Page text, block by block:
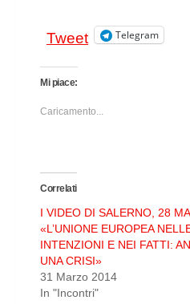
Tweet Telegram
Mi piace:
Caricamento...
Correlati
I VIDEO DI SALERNO, 28
«L’UNIONE EUROPEA
INTENZIONI E NEI FATTI:
UNA CRISI»
31 Marzo 2014
In "Incontri"